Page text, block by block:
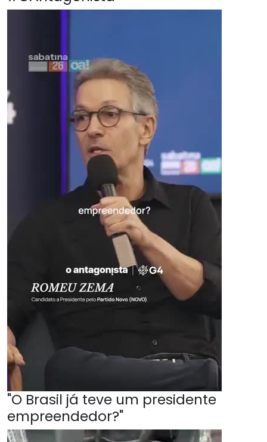
"O Brasil já teve um presidente
empreendedor?"